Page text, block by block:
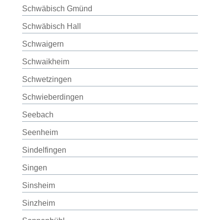
Schwäbisch Gmünd
Schwäbisch Hall
Schwaigern
Schwaikheim
Schwetzingen
Schwieberdingen
Seebach
Seenheim
Sindelfingen
Singen
Sinsheim
Sinzheim